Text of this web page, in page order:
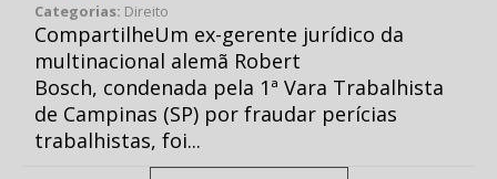
Categorias: Direito
CompartilheUm ex-gerente jurídico da
multinacional alemã Robert
Bosch, condenada pela 1ª Vara Trabalhista
de Campinas (SP) por fraudar perícias
trabalhistas, foi...